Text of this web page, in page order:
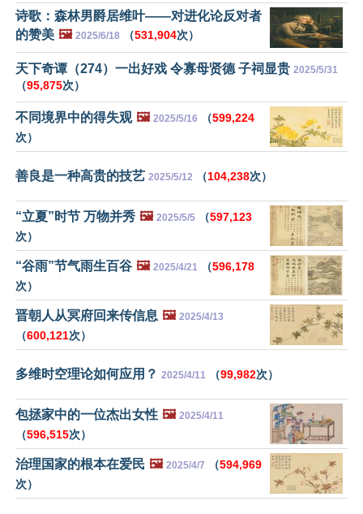
诗歌：森林男爵居维叶——对进化论反对者
的赞美 🖼️ 2025/6/18 （531,904次）
天下奇谭（274）一出好戏 令寡母贤德 子祠显贵 2025/5/31
（95,875次）
不同境界中的得失观 🖼️ 2025/5/16 （599,224
次）
善良是一种高贵的技艺 2025/5/12 （104,238次）
“立夏”时节 万物并秀 🖼️ 2025/5/5 （597,123
次）
“谷雨”节气雨生百谷 🖼️ 2025/4/21 （596,178
次）
晋朝人从冥府回来传信息 🖼️ 2025/4/13
（600,121次）
多维时空理论如何应用？ 2025/4/11 （99,982次）
包拯家中的一位杰出女性 🖼️ 2025/4/11
（596,515次）
治理国家的根本在爱民 🖼️ 2025/4/7 （594,969
次）